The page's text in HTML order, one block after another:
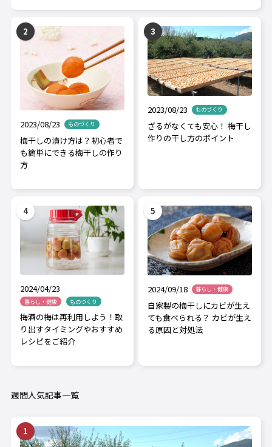
2023/08/23 ものづくり
梅干しの漬け方は？初心者で
も簡単にできる梅干しの作り
方
2023/08/23 ものづくり
ざるがなくても安心！ 梅干し
作りの干し方のポイント
2024/04/23
暮らし・健康 ものづくり
梅酒の梅は再利用しよう！取
り出すタイミングやおすすめ
レシピをご紹介
2024/09/18 暮らし・健康
自家製の梅干しにカビが生え
ても食べられる？ カビが生え
る原因と対処法
週間人気記事一覧